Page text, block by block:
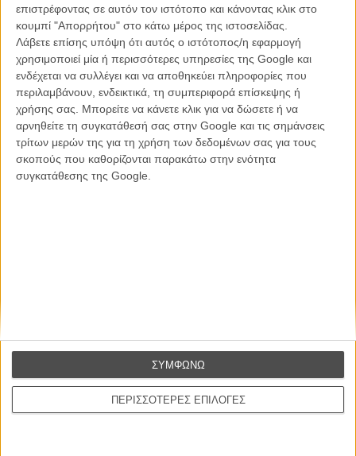
επιστρέφοντας σε αυτόν τον ιστότοπο και κάνοντας κλικ στο
κουμπί "Απορρήτου" στο κάτω μέρος της ιστοσελίδας.
Λάβετε επίσης υπόψη ότι αυτός ο ιστότοπος/η εφαρμογή
χρησιμοποιεί μία ή περισσότερες υπηρεσίες της Google και
ενδέχεται να συλλέγει και να αποθηκεύει πληροφορίες που
περιλαμβάνουν, ενδεικτικά, τη συμπεριφορά επίσκεψης ή
χρήσης σας. Μπορείτε να κάνετε κλικ για να δώσετε ή να
αρνηθείτε τη συγκατάθεσή σας στην Google και τις σημάνσεις
τρίτων μερών της για τη χρήση των δεδομένων σας για τους
σκοπούς που καθορίζονται παρακάτω στην ενότητα
συγκατάθεσης της Google.
ΠΕΡΙΣΣΟΤΕΡΕΣ ΕΠΙΛΟΓΕΣ
ΣΥΜΦΩΝΩ
Βιμ Βέντερς
Συνέντευξη
CONNECT
Εγγράψου στο εβδομαδιαίο newsletter μας.
ΕΓΓΡΑΦΗ